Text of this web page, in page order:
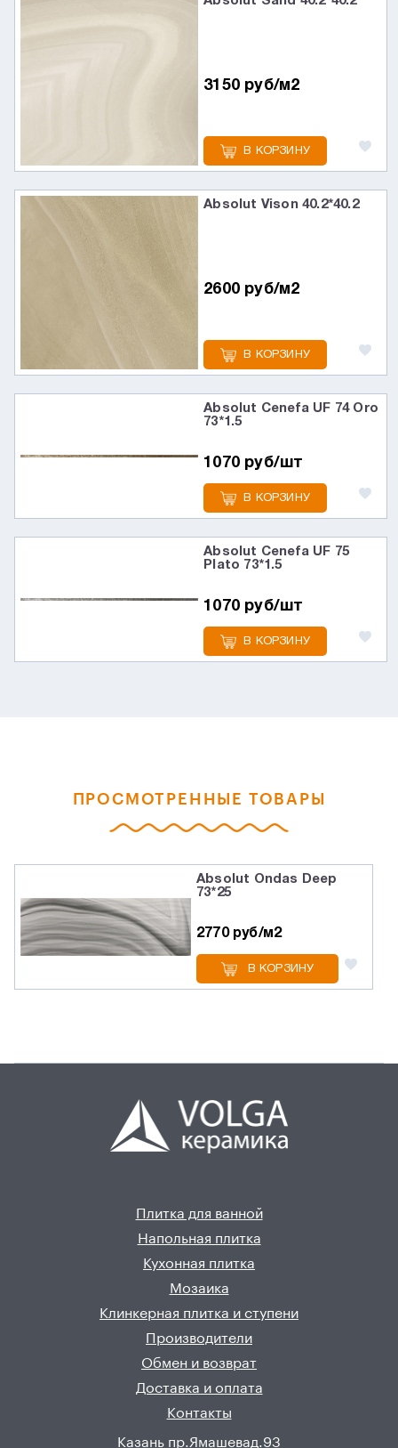
3150 руб/м2
В КОРЗИНУ
Absolut Vison 40.2*40.2
2600 руб/м2
В КОРЗИНУ
Absolut Cenefa UF 74 Oro
73*1.5
1070 руб/шт
В КОРЗИНУ
Absolut Cenefa UF 75
Plato 73*1.5
1070 руб/шт
В КОРЗИНУ
ПРОСМОТРЕННЫЕ ТОВАРЫ
Absolut Ondas Deep
73*25
2770 руб/м2
В КОРЗИНУ
Плитка для ванной
Напольная плитка
Кухонная плитка
Мозаика
Клинкерная плитка и ступени
Производители
Обмен и возврат
Доставка и оплата
Контакты
Казань пр.Ямашевад.93